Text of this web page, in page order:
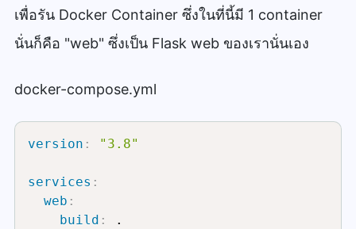
เพื่อรัน Docker Container ซึ่งในที่นี้มี 1 container
นั่นก็คือ "web" ซึ่งเป็น Flask web ของเรานั่นเอง
docker-compose.yml
version : "3.8"
services :
web :
build :
.